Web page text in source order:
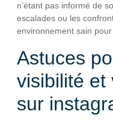
n’étant pas informé de
escalades ou les
environnement sain
Astuces
visibilité et
sur